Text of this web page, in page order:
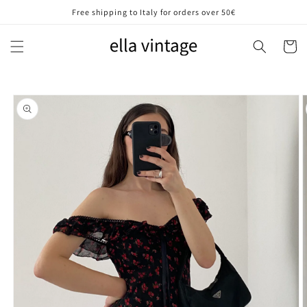
direttamenteFree shipping to Italy for orders over 50€
Carrello
Passa alle
informazioni
sul prodotto